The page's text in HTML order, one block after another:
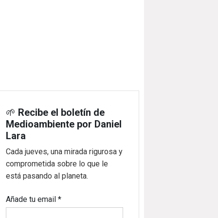
🌱 Recibe el boletín de
Medioambiente por Daniel
Lara
Cada jueves, una mirada rigurosa y
comprometida sobre lo que le
está pasando al planeta.
Añade tu email*